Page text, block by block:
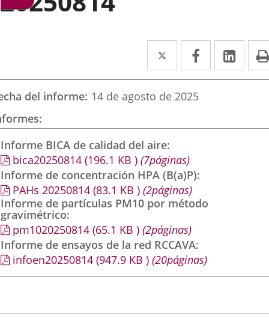
Twitter
Enlace
a
una
externa.
Facebook
Enlace
a
externa.
a
del informe 14 de agosto de 2025
Informe BICA de calidad del aire
bica20250814 (196.1 KB ) (7páginas)
Informe de concentración HPA (B(a)P)
PAHs 20250814 (83.1 KB ) (2páginas)
Informe de partículas PM10 por método
gravimétrico
pm1020250814 (65.1 KB ) (2páginas)
Informe de ensayos de la red RCCAVA
infoen20250814 (947.9 KB ) (20páginas)